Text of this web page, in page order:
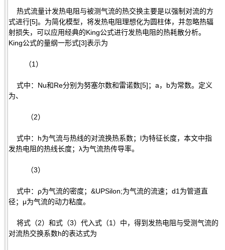
热式流量计发热电阻与被测气流的热交换主要是以强制对流的方
式进行[5]。为简化模型，将发热电阻理想化为圆柱体，并忽略热辐
射损失，可以应用经典的King公式进行发热电阻的热耗散分析。
King公式的量纲一形式[3]表示为
（1）
式中：Nu和Re分别为努塞尔数和雷诺数[5]；a，b为常数。定义
为、
（2）
式中：h为气流与热线的对流换热系数；l为特征长度，本文中指
发热电阻的热线长度；λ为气流热传导率。
（3）
式中：ρ为气流的密度；&UPSilon;为气流的流速；d1为管道直
径；μ为气流的动力粘度。
将式（2）和式（3）代入式（1）中，得到发热电阻与受测气流的
对流热交换系数h的表达式为